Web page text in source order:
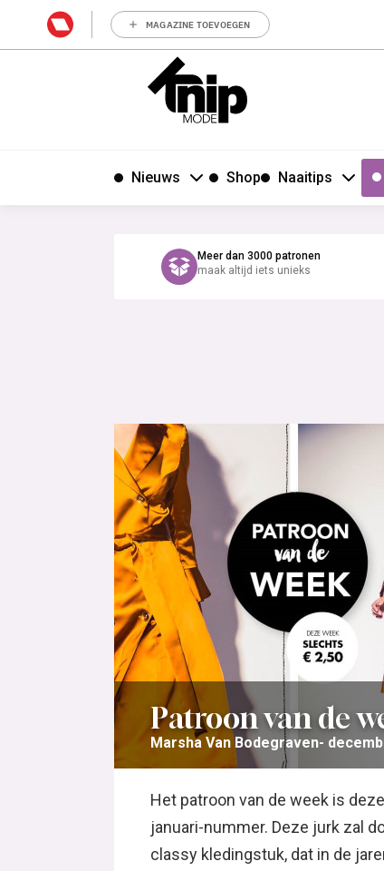
MAGAZINE TOEVOEGEN
Nieuws Shop Naaitips
Meer dan 3000 patronen
maak altijd iets unieks
Patroon van de
Marsha Van Bodegraven
Het patroon van de week is
januari-nummer. Deze jurk zal
classy kledingstuk, dat in de